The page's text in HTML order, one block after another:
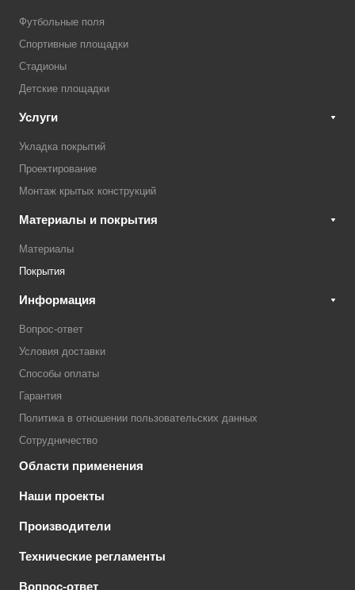
Футбольные поля
Спортивные площадки
Стадионы
Детские площадки
Услуги
Укладка покрытий
Проектирование
Монтаж крытых конструкций
Материалы и покрытия
Материалы
Покрытия
Информация
Вопрос-ответ
Условия доставки
Способы оплаты
Гарантия
Политика в отношении пользовательских данных
Сотрудничество
Области применения
Наши проекты
Производители
Технические регламенты
Вопрос-ответ